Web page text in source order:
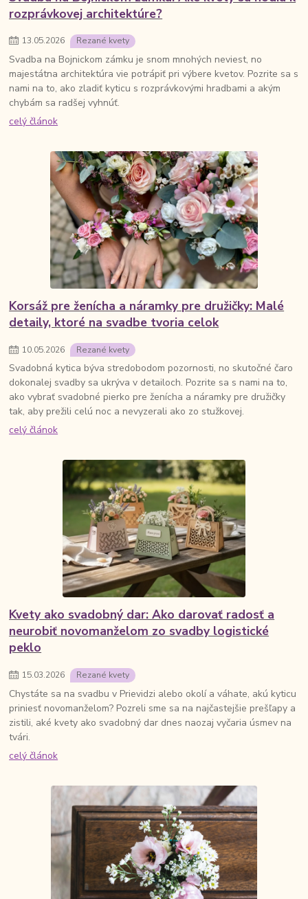
rozprávkovej architektúre?
13.05.2026 Rezané kvety
Svadba na Bojnickom zámku je snom mnohých neviest, no
majestátna architektúra vie potrápiť pri výbere kvetov. Pozrite sa s
nami na to, ako zladiť kyticu s rozprávkovými hradbami a akým
chybám sa radšej vyhnúť.
celý článok
Korsáž pre ženícha a náramky pre družičky: Malé
detaily, ktoré na svadbe tvoria celok
10.05.2026 Rezané kvety
Svadobná kytica býva stredobodom pozornosti, no skutočné čaro
dokonalej svadby sa ukrýva v detailoch. Pozrite sa s nami na to,
ako vybrať svadobné pierko pre ženícha a náramky pre družičky
tak, aby prežili celú noc a nevyzerali ako zo stužkovej.
celý článok
Kvety ako svadobný dar: Ako darovať radosť a
neurobiť novomanželom zo svadby logistické
peklo
15.03.2026 Rezané kvety
Chystáte sa na svadbu v Prievidzi alebo okolí a váhate, akú kyticu
priniesť novomanželom? Pozreli sme sa na najčastejšie prešľapy a
zistili, aké kvety ako svadobný dar dnes naozaj vyčaria úsmev na
tvári.
celý článok